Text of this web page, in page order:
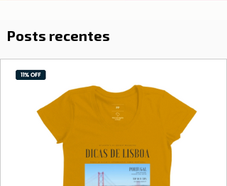
Posts recentes